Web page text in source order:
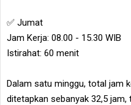
✅ Jumat
Jam Kerja: 08.00 - 15.30 WIB
Istirahat: 60 menit
Dalam satu minggu, total jam
ditetapkan sebanyak 32,5